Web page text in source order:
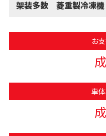
架装多数 菱重製冷凍
お
車